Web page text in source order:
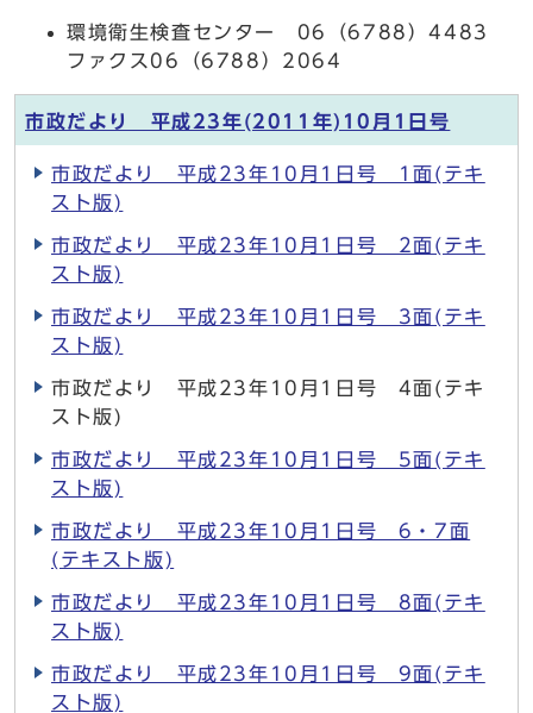
環境衛生検査センター 06（6788）4483
ファクス06（6788）2064
市政だより 平成23年(2011年)10月1日号
市政だより 平成23年10月1日号 1面(テキ
スト版)
市政だより 平成23年10月1日号 2面(テキ
スト版)
市政だより 平成23年10月1日号 3面(テキ
スト版)
市政だより 平成23年10月1日号 4面(テキ
スト版)
市政だより 平成23年10月1日号 5面(テキ
スト版)
市政だより 平成23年10月1日号 6・7面
(テキスト版)
市政だより 平成23年10月1日号 8面(テキ
スト版)
市政だより 平成23年10月1日号 9面(テキ
スト版)